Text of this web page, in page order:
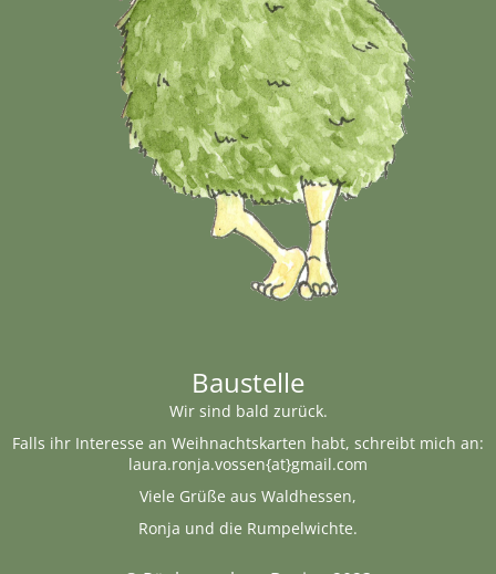
Baustelle
Wir sind bald zurück.
Falls ihr Interesse an Weihnachtskarten habt, schreibt mich an:
laura.ronja.vossen{at}gmail.com
Viele Grüße aus Waldhessen,
Ronja und die Rumpelwichte.